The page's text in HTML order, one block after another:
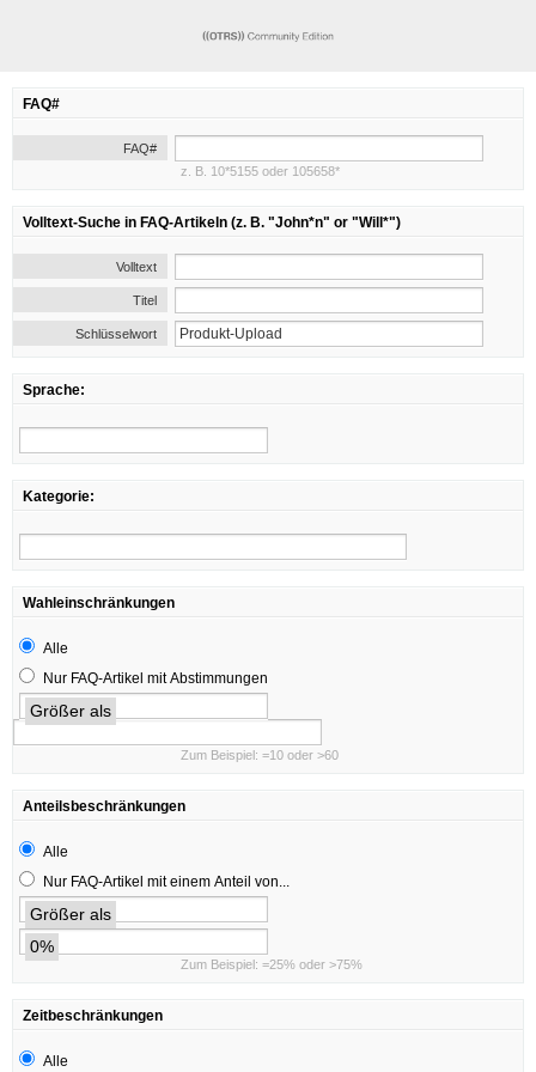
FAQ#
FAQ#
z. B. 10*5155 oder 105658*
Volltext-Suche in FAQ-Artikeln (z. B. "John*n" or "Will*")
Volltext
Titel
Schlüsselwort
Sprache:
Kategorie:
Wahleinschränkungen
Alle
Nur FAQ-Artikel mit Abstimmungen
Größer als
Zum Beispiel: =10 oder >60
Anteilsbeschränkungen
Alle
Nur FAQ-Artikel mit einem Anteil von...
Größer als
0%
Zum Beispiel: =25% oder >75%
Zeitbeschränkungen
Alle